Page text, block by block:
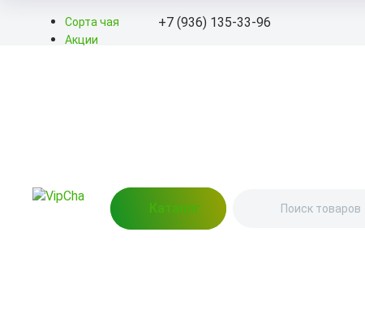
Сорта чая
Акции
+7 (936) 135-33-96
выдачи)
Каталог